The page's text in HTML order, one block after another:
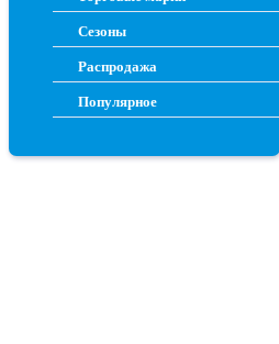
Сезоны
Распродажа
Популярное